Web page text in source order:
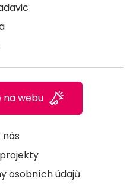
nás
osobních údajů
na webu